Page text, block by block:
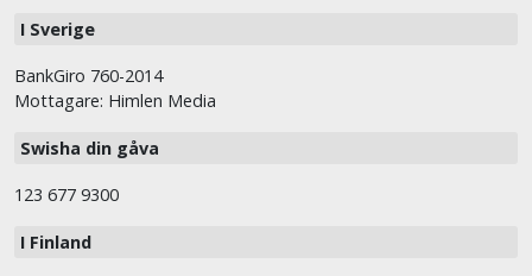
I Sverige
BankGiro 760-2014
Mottagare: Himlen Media
Swisha din gåva
123 677 9300
I Finland